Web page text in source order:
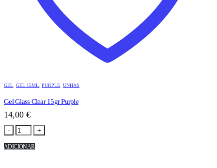
GEL GEL 15ML PURPLE UNHAS
Gel Glass Clear 15gr Purple
14,00 €
- +
ADICIONAR